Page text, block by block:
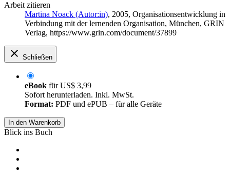
Arbeit zitieren
Martina Noack (Autor:in), 2005, Organisationsentwicklung in
Verbindung mit der lernenden Organisation, München, GRIN
Verlag, https://www.grin.com/document/37899
Schließen
eBook fürUS$ 3,99
Sofort herunterladen. Inkl. MwSt.
Format: PDF und ePUB – für alle Geräte
In den Warenkorb
Blick ins Buch